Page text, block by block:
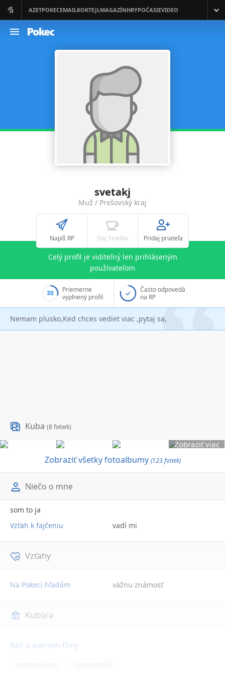
svetakj
Muž / Prešovský kraj
Napíš RP Daj Stretko Pridaj priateľa
Celý profil je viditeľný len prihláseným
používateľom
30
Priemerne
vyplnený profil
Často odpovedá
na RP
Nemam plusko,Ked chces vediet viac ,pytaj sa,
Kuba(8 fotiek)
Zobraziť viac
Zobraziť všetky fotoalbumy (123 fotiek)
Niečo o mne
som to ja
Vzťah k fajčeniu
vadí mi
Vzťahy
Na Pokeci hľadám vážnu známosť
Kultúra
Rád si pozriem filmy